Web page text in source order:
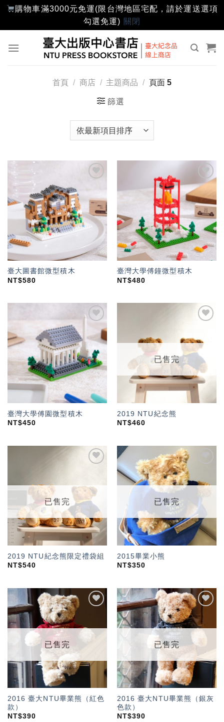
購物車滿3000元免運(限台灣地區宅配，請於運送選項
勾選免運) 關閉
首頁 / 商店 / 主題商品 / 頁面 5
篩選
望輕
單」
臺大圖書館微型積木
NT$580
加入
望輕
單」
臺灣大學傅鐘微型積木
NT$480
加入
「願
望輕
單」
臺灣大學傅園微型積木
NT$450
望輕
單」
已售完
2019 NTU紀念熊
NT$460
單」
已售完
2019 NTU紀念熊限定禮袋組
NT$540
望輕
已售完
2015畢業小熊
NT$350
望輕
已售完
2016 臺大NTU畢業熊（紅色
款）
NT$390
「願
望輕
已售完
2016 臺大NTU畢業熊（銀灰
色款）
NT$390